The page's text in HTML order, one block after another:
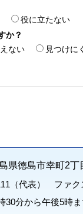
役に立たない
か？
ない 見つけに
県徳島市幸町2丁
（代表） ファク
30分から午後5時